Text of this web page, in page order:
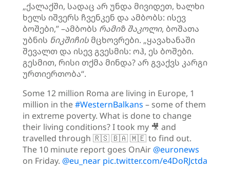
„ქალაქში, სადაც არ უნდა მივიდეთ, ხალხი
ხელს იშვერს ჩვენკენ და ამბობს: ისევ
ბოშები,” –ამბობს რამიზ შაკოლი, ბოშათა
უბნის ნიკშიჩის მცხოვრები. „ყავახანაში
შევალთ და ისევ გვესმის: ოჰ, ეს ბოშები.
გესმით, რისი თქმა მინდა? არ გვაქვს კარგი
ურთიერთობა“.
Some 12 million Roma are living in Europe, 1
million in the#WesternBalkans – some of them
in extreme poverty. What is done to change
their living conditions? I took my 🎥 and
travelled through 🇷🇸 🇧🇦 🇲🇪 to find out.
The 10 minute report goes OnAir @euronews
on Friday. @eu_near pic.twitter.com/e4DoRJctda